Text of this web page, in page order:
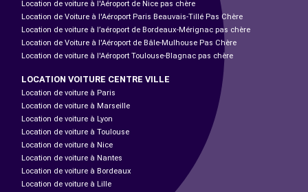
Location de voiture à l'Aéroport de Nice pas chère
Location de Voiture à l'Aéroport Paris Beauvais-Tillé Pas Chère
Location de voiture à l’aéroport de Bordeaux-Mérignac pas chère
Location de Voiture à l'Aéroport de Bâle-Mulhouse Pas Chère
Location de voiture à l'Aéroport Toulouse-Blagnac pas chère
LOCATION VOITURE CENTRE VILLE
Location de voiture à Paris
Location de voiture à Marseille
Location de voiture à Lyon
Location de voiture à Toulouse
Location de voiture à Nice
Location de voiture à Nantes
Location de voiture à Bordeaux
Location de voiture à Lille